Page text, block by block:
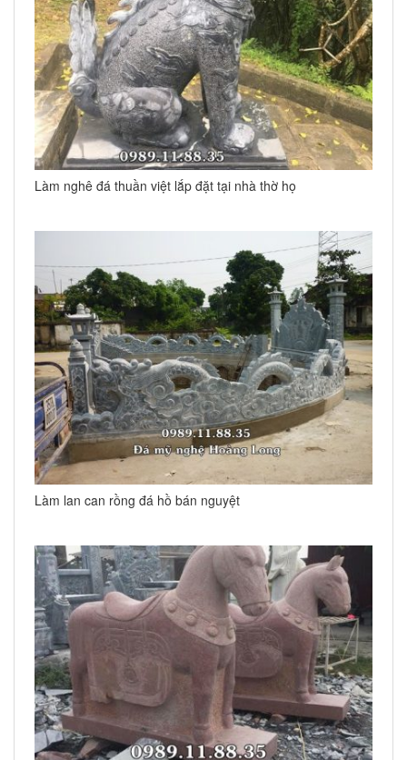
Làm nghê đá thuần việt lắp đặt tại nhà thờ họ
Làm lan can rồng đá hồ bán nguyệt